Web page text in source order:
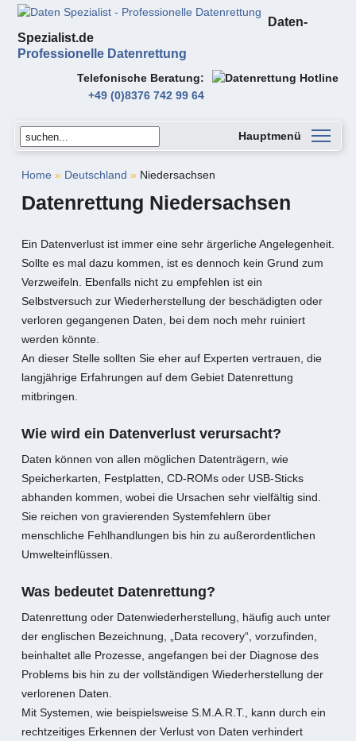
Daten-
Spezialist.de
Professionelle Datenrettung
Telefonische Beratung
+49 (0)8376 742 99 64
Hauptmenü
Home » Deutschland »Niedersachsen
Datenrettung Niedersachsen
Ein Datenverlust ist immer eine sehr ärgerliche Angelegenheit.
Sollte es mal dazu kommen, ist es dennoch kein Grund zum
Verzweifeln. Ebenfalls nicht zu empfehlen ist ein
Selbstversuch zur Wiederherstellung der beschädigten oder
verloren gegangenen Daten, bei dem noch mehr ruiniert
werden könnte.
An dieser Stelle sollten Sie eher auf Experten vertrauen, die
langjährige Erfahrungen auf dem Gebiet Datenrettung
mitbringen.
Wie wird ein Datenverlust verursacht?
Daten können von allen möglichen Datenträgern, wie
Speicherkarten, Festplatten, CD-ROMs oder USB-Sticks
abhanden kommen, wobei die Ursachen sehr vielfältig sind.
Sie reichen von gravierenden Systemfehlern über
menschliche Fehlhandlungen bis hin zu außerordentlichen
Umwelteinflüssen.
Was bedeutet Datenrettung?
Datenrettung oder Datenwiederherstellung, häufig auch unter
der englischen Bezeichnung, „Data recovery“, vorzufinden,
beinhaltet alle Prozesse, angefangen bei der Diagnose des
Problems bis hin zu der vollständigen Wiederherstellung der
verlorenen Daten.
Mit Systemen, wie beispielsweise S.M.A.R.T., kann durch ein
rechtzeitiges Erkennen der Verlust von Daten verhindert